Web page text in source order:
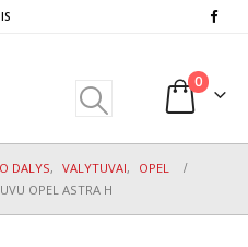
0
DALYS, VALYTUVAI,
OPEL
OPEL ASTRA H